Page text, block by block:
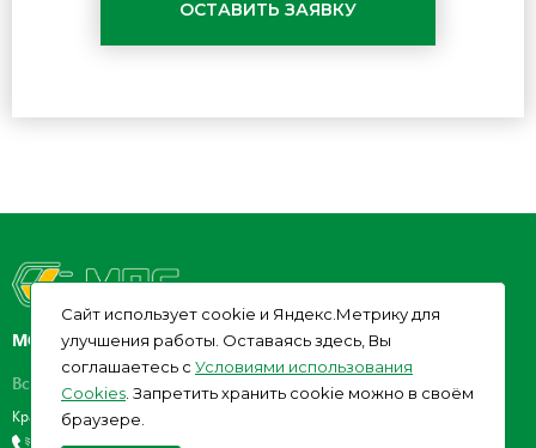
МОНТАЖПРОМСТРОЙ
Все права защищены. 2026 год.
Краснодар, ул. Рашпилевская, 92
Cайт использует cookie и Яндекс.Метрику для
улучшения работы. Оставаясь здесь, Вы
соглашаетесь с Условиями использования
Cookies . Запретить хранить cookie можно в своём
браузере.